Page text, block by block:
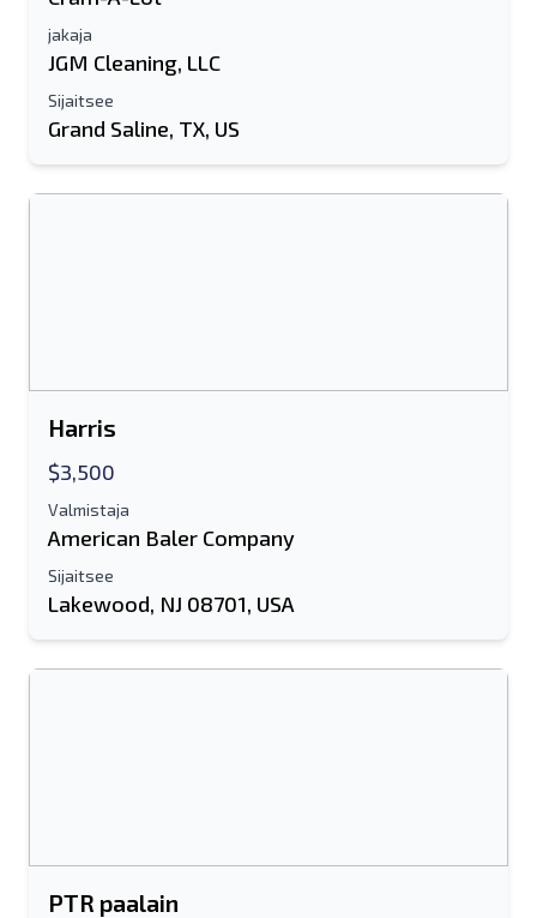
Koko nimi
Sähköpostiosoite
Matkapuhelin
jakaja
JGM Cleaning, LLC
Sijaitsee
Grand Saline, TX, US
Harris
$3,500
Valmistaja
American Baler Company
Sijaitsee
Lakewood, NJ 08701, USA
PTR paalain
Tekstiluettelo mobiililaitteelle
Koko nimesi